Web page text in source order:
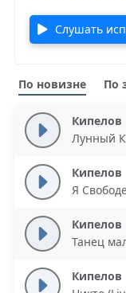
Слушать
По новизне По
Кипелов
Лунный
Кипелов
Я
Кипелов
Танец
Кипелов